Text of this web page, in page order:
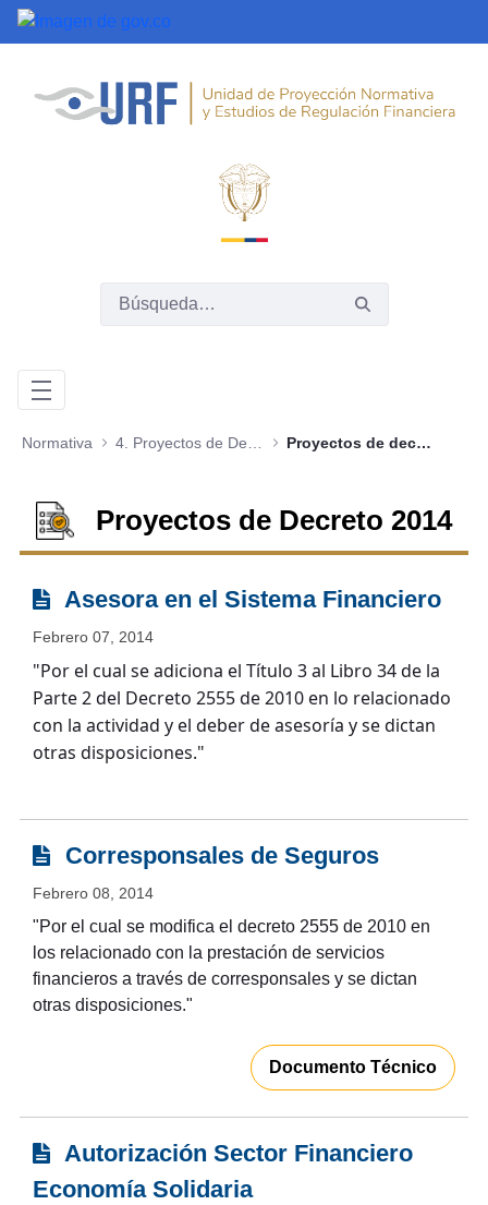
Saltar al contenido principal
Normativa Proyectos de decreto 2014
Proyectos de Decreto 2014
Asesora en el Sistema Financiero
Febrero 07, 2014
"Por el cual se adiciona el Título 3 al Libro 34 de la
Parte 2 del Decreto 2555 de 2010 en lo relacionado
con la actividad y el deber de asesoría y se dictan
otras disposiciones."
Corresponsales de Seguros
Febrero 08, 2014
"Por el cual se modifica el decreto 2555 de 2010 en
los relacionado con la prestación de servicios
financieros a través de corresponsales y se dictan
otras disposiciones."
Documento Técnico
Autorización Sector Financiero
Economía Solidaria